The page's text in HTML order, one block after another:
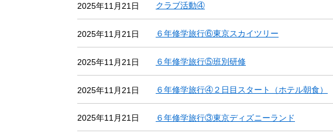
2025年11月21日 クラブ活動④
2025年11月21日 ６年修学旅行⑥東京スカイツリー
2025年11月21日 ６年修学旅行⑤班別研修
2025年11月21日 ６年修学旅行④２日目スタート（ホテル朝食）
2025年11月21日 ６年修学旅行③東京ディズニーランド